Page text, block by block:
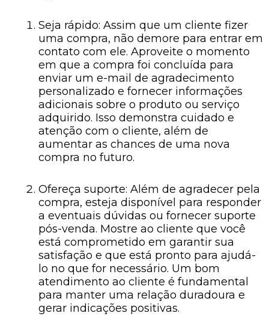
Seja rápido: Assim que um cliente fizer
uma compra, não demore para entrar em
contato com ele. Aproveite o momento
em que a compra foi concluída para
enviar um e-mail de agradecimento
personalizado e fornecer informações
adicionais sobre o produto ou serviço
adquirido. Isso demonstra cuidado e
atenção com o cliente, além de
aumentar as chances de uma nova
compra no futuro.
Ofereça suporte: Além de agradecer pela
compra, esteja disponível para responder
a eventuais dúvidas ou fornecer suporte
pós-venda. Mostre ao cliente que você
está comprometido em garantir sua
satisfação e que está pronto para ajudá-
lo no que for necessário. Um bom
atendimento ao cliente é fundamental
para manter uma relação duradoura e
gerar indicações positivas.